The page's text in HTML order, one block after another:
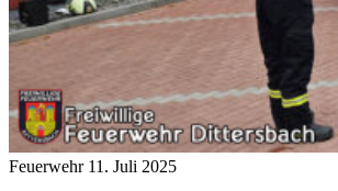
Feuerwehr 11. Juli 2025